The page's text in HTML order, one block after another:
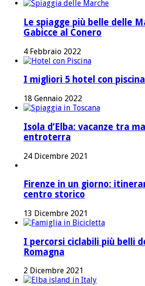
Le spiagge più belle delle
Gabicce al Conero
4 Febbraio 2022
I migliori 5 hotel con
18 Gennaio 2022
Isola d’Elba: vacanze tra
entroterra
24 Dicembre 2021
Firenze in un giorno:
centro storico
13 Dicembre 2021
I percorsi ciclabili più belli
Romagna
2 Dicembre 2021